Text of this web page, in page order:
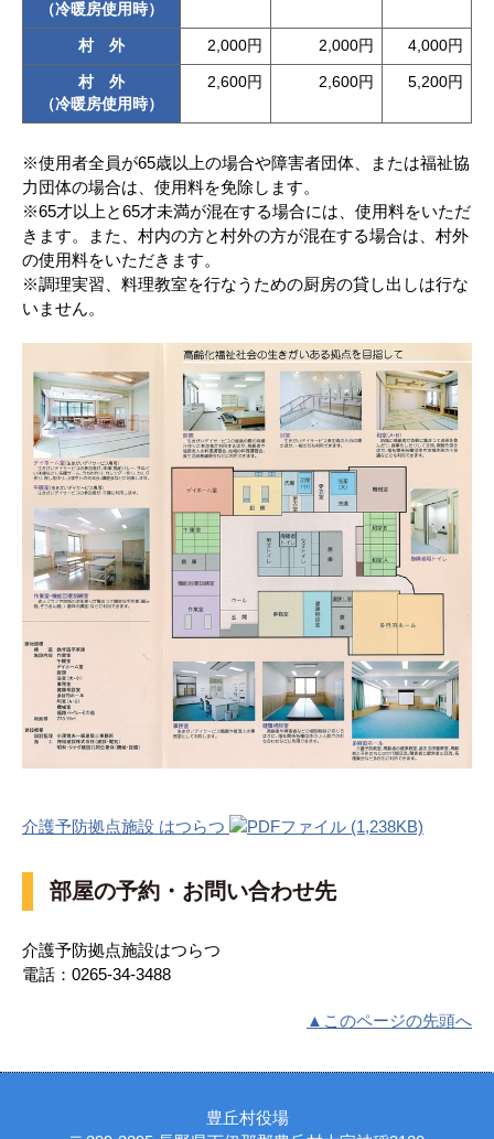
（冷暖房使用時）
村 外 2,000円 2,000円 4,000円
村 外
（冷暖房使用時）
2,600円 2,600円 5,200円
※使用者全員が65歳以上の場合や障害者団体、または福祉協
力団体の場合は、使用料を免除します。
※65才以上と65才未満が混在する場合には、使用料をいただ
きます。また、村内の方と村外の方が混在する場合は、村外
の使用料をいただきます。
※調理実習、料理教室を行なうための厨房の貸し出しは行な
いません。
介護予防拠点施設 はつらつ (1,238KB)
部屋の予約・お問い合わせ先
介護予防拠点施設はつらつ
電話：0265-34-3488
▲このページの先頭へ
豊丘村役場